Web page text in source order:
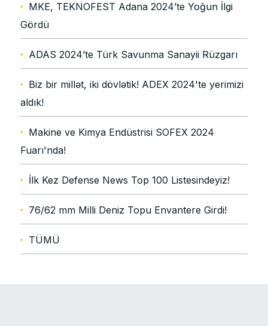
MKE, TEKNOFEST Adana 2024’te Yoğun İlgi
Gördü
ADAS 2024’te Türk Savunma Sanayii Rüzgarı
Biz bir millət, iki dövlətik! ADEX 2024'te yerimizi
aldık!
Makine ve Kimya Endüstrisi SOFEX 2024
Fuarı'nda!
İlk Kez Defense News Top 100 Listesindeyiz!
76/62 mm Milli Deniz Topu Envantere Girdi!
TÜMÜ